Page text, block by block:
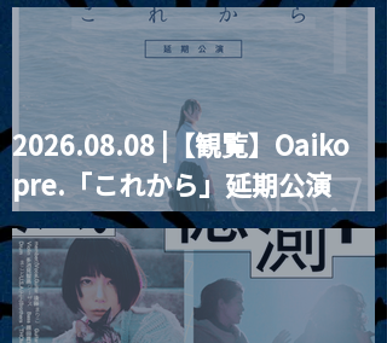
2026.08.08 |【観覧】Oaiko
pre.「これから」延期公演
Blurred City Lights × 17歳
とベルリンの壁